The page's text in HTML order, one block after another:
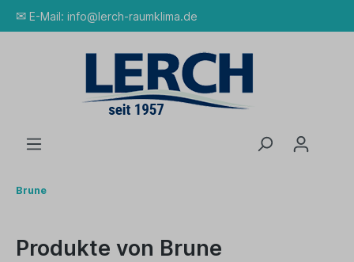
✉ E-Mail: info@lerch-raumklima.de
Brune
Produkte von Brune